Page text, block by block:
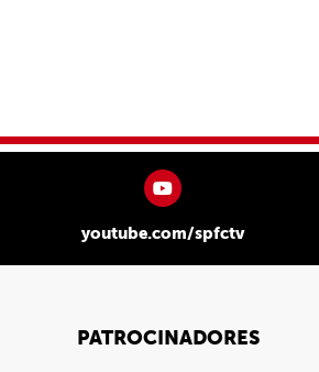
youtube.com/spfctv
PATROCINADORES